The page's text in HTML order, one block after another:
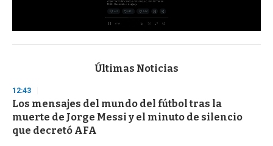
s
d
s
o
f
3
Últimas Noticias
12:43
Los mensajes del mundo del fútbol tras la
muerte de Jorge Messi y el minuto de silencio
que decretó AFA